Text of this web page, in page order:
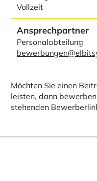
Vollzeit
Ansprechpartner
Personalabteilung
Möchten Sie einen
leisten, dann
stehenden